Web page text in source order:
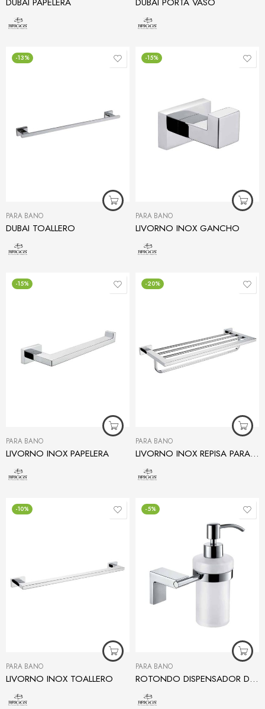
-13%
PARA BAÑO
DUBAI TOALLERO
-15%
PARA BAÑO
LIVORNO INOX GANCHO
-15%
PARA BAÑO
LIVORNO INOX PAPELERA
-20%
PARA BAÑO
LIVORNO INOX REPISA PARA TOALLAS
-10%
PARA BAÑO
LIVORNO INOX TOALLERO
-5%
PARA BAÑO
ROTONDO DISPENSADOR DE JABÓN